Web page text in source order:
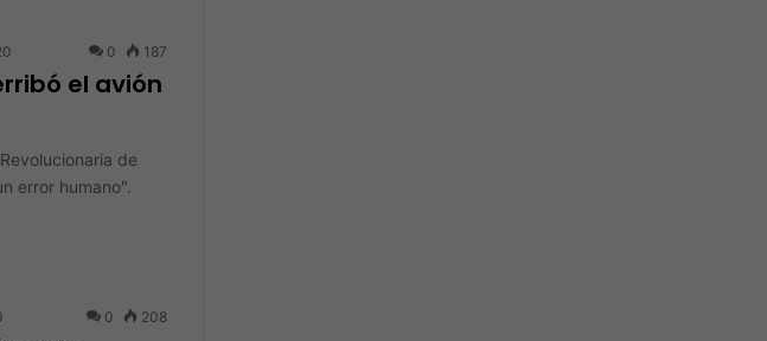
0 187
el avión
de
error humano".
0 208